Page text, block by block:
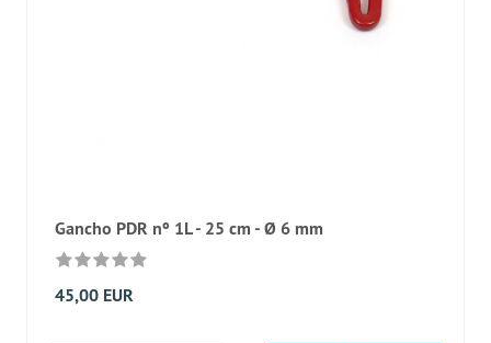
Gancho PDR nº 1L - 25 cm - Ø 6 mm
45,00 EUR